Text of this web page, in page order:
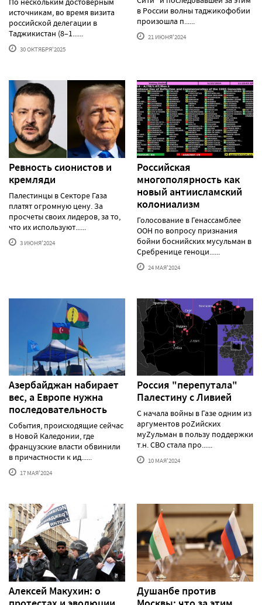
источникам, во время визита
российской делегации в
Таджикистан (8–1......
30 ОКТЯБРЯ'2025
в России волны таджикофобии
произошла п......
21 ИЮНЯ'2024
Ревность сионистов и
кремляди
Палестинцы в Секторе Газа
платят огромную цену. За
просчеты своих лидеров, за то,
что их используют......
3 ИЮНЯ'2024
Российская
многополярность как
новый антиисламский
колониализм
Голосование в Генассамблее
ООН по вопросу признания
бойни боснийских мусульман в
Сребренице геноци......
24 МАЯ'2024
Азербайджан набирает
вес, а Европе нужна
последовательность
События, происходящие сейчас
в Новой Каледонии, где
французские власти обвинили
в причастности к ид......
17 МАЯ'2024
Россия "перепутала"
Палестину с Ливией
С начала войны в Газе одним из
аргументов роZийских
муZульман в пользу поддержки
т.н. СВО стала про......
10 МАЯ'2024
Алексей Макуxин: о
Душанбе против